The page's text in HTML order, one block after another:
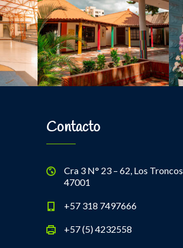
Contacto
Cra 3 N° 23 – 62, Los Troncos,
47001
+57 318 7497666
+57 (5) 4232558